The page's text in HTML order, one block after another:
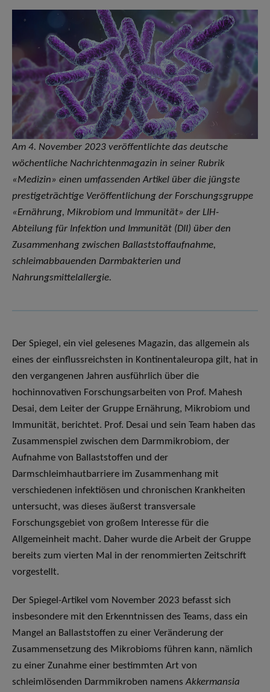
Am 4. November 2023 veröffentlichte das deutsche
wöchentliche Nachrichtenmagazin in seiner Rubrik
«Medizin» einen umfassenden Artikel über die jüngste
prestigeträchtige Veröffentlichung der Forschungsgruppe
«Ernährung, Mikrobiom und Immunität» der LIH-
Abteilung für Infektion und Immunität (DII) über den
Zusammenhang zwischen Ballaststoffaufnahme,
schleimabbauenden Darmbakterien und
Nahrungsmittelallergie.
Der Spiegel, ein viel gelesenes Magazin, das allgemein als
eines der einflussreichsten in Kontinentaleuropa gilt, hat in
den vergangenen Jahren ausführlich über die
hochinnovativen Forschungsarbeiten von Prof. Mahesh
Desai, dem Leiter der Gruppe Ernährung, Mikrobiom und
Immunität, berichtet. Prof. Desai und sein Team haben das
Zusammenspiel zwischen dem Darmmikrobiom, der
Aufnahme von Ballaststoffen und der
Darmschleimhautbarriere im Zusammenhang mit
verschiedenen infektiösen und chronischen Krankheiten
untersucht, was dieses äußerst transversale
Forschungsgebiet von großem Interesse für die
Allgemeinheit macht. Daher wurde die Arbeit der Gruppe
bereits zum vierten Mal in der renommierten Zeitschrift
vorgestellt.
Der Spiegel-Artikel vom November 2023 befasst sich
insbesondere mit den Erkenntnissen des Teams, dass ein
Mangel an Ballaststoffen zu einer Veränderung der
Zusammensetzung des Mikrobioms führen kann, nämlich
zu einer Zunahme einer bestimmten Art von
schleimlösenden Darmmikroben namensAkkermansia